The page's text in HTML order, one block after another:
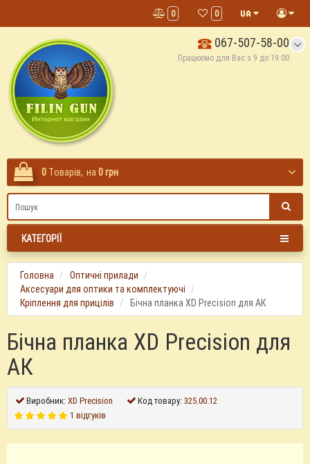
0
0
067-507-58-00
Працюємо для Вас з 9 до 19:00
0 Tоварів, на 0 грн
КАТЕГОРІЇ
Головна
Оптичні прилади
Аксесуари для оптики та комплектуючі
Кріплення для прицілів
Бічна планка XD Precision для АК
Бічна планка XD Precision для
АК
Виробник:XD Precision Код товару:325.00.12
1 відгуків